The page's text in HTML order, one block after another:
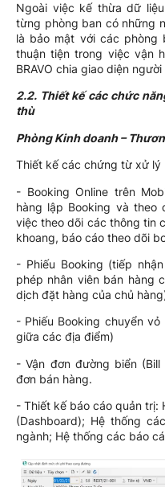
Ngoài việc kế thừa dữ
từng phòng ban có những
là bảo mật với các phòng
thuận tiện trong việc vận
BRAVO chia giao diện
2.2. Thiết kế các chức
thù
Phòng Kinh doanh –
Thiết kế các chứng từ xử lý
- Booking Online trên
hàng lập Booking và theo
việc theo dõi các thông tin
khoang, báo cáo theo dõi
- Phiếu Booking (tiếp
phép nhân viên bán hàng
dịch đặt hàng của chủ
- Phiếu Booking chuyển
giữa các địa điểm)
- Vận đơn đường biển
đơn bán hàng.
- Thiết kế báo cáo quản trị:
(Dashboard); Hệ thống
ngành; Hệ thống các báo